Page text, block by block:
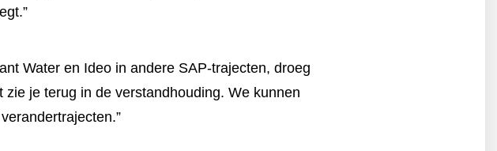
Water en Ideo in andere SAP-trajecten, droeg
je terug in de verstandhouding. We kunnen